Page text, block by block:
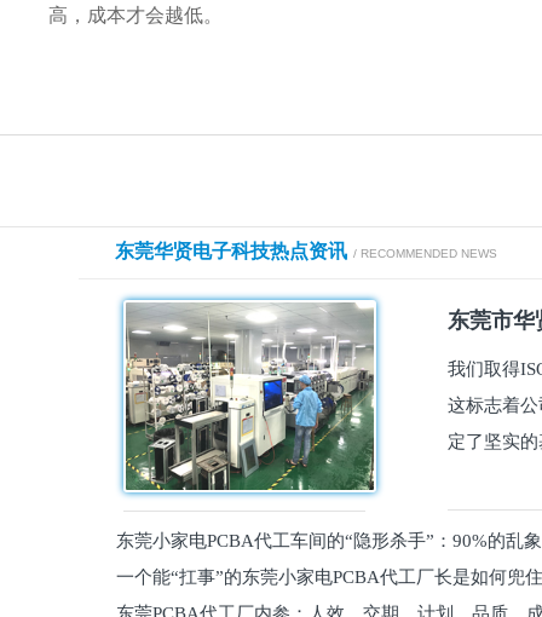
高，成本才会越低。
东莞华贤电子科技热点资讯 / RECOMMENDED NEWS
东莞市华
我们取得
这标志着
定了坚实
东莞小家电PCBA代工车间的“隐形杀手”：90%的乱
员工一个能“扛事”的东莞小家电PCBA代工厂长是如何兜